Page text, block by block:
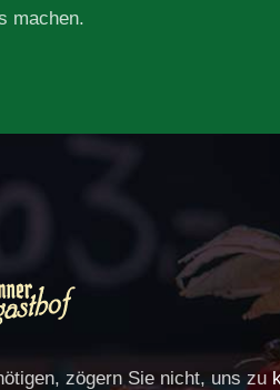
machen.
zögern Sie nicht, uns zu